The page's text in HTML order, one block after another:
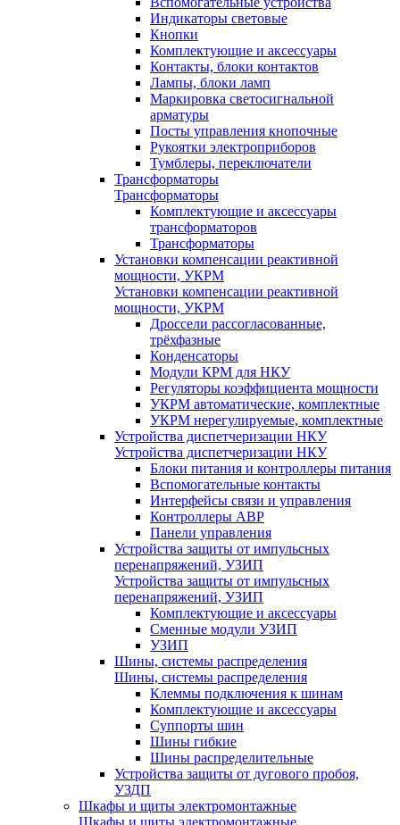
Индикаторы световые
Кнопки
Комплектующие и аксессуары
Контакты, блоки контактов
Лампы, блоки ламп
Маркировка светосигнальной
арматуры
Посты управления кнопочные
Рукоятки электроприборов
Тумблеры, переключатели
Трансформаторы
Трансформаторы
Комплектующие и аксессуары
трансформаторов
Трансформаторы
Установки компенсации реактивной
мощности, УКРМ
Установки компенсации реактивной
мощности, УКРМ
Дроссели рассогласованные,
трёхфазные
Конденсаторы
Модули КРМ для НКУ
Регуляторы коэффициента мощности
УКРМ автоматические, комплектные
УКРМ нерегулируемые, комплектные
Устройства диспетчеризации НКУ
Устройства диспетчеризации НКУ
Блоки питания и контроллеры питания
Вспомогательные контакты
Интерфейсы связи и управления
Контроллеры АВР
Панели управления
Устройства защиты от импульсных
перенапряжений, УЗИП
Устройства защиты от импульсных
перенапряжений, УЗИП
Комплектующие и аксессуары
Сменные модули УЗИП
УЗИП
Шины, системы распределения
Шины, системы распределения
Клеммы подключения к шинам
Комплектующие и аксессуары
Суппорты шин
Шины гибкие
Шины распределительные
Устройства защиты от дугового пробоя,
УЗДП
Шкафы и щиты электромонтажные
Шкафы и щиты электромонтажные